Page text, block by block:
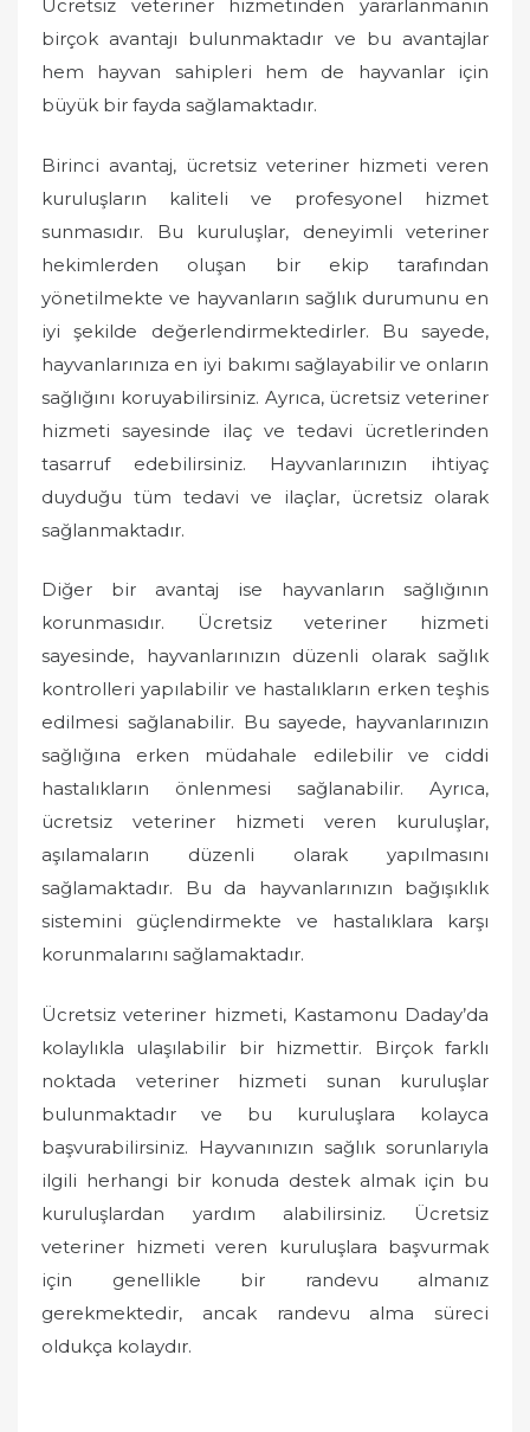
Ücretsiz veteriner hizmetinden yararlanmanın
birçok avantajı bulunmaktadır ve bu avantajlar
hem hayvan sahipleri hem de hayvanlar için
büyük bir fayda sağlamaktadır.
Birinci avantaj, ücretsiz veteriner hizmeti veren
kuruluşların kaliteli ve profesyonel hizmet
sunmasıdır. Bu kuruluşlar, deneyimli veteriner
hekimlerden oluşan bir ekip tarafından
yönetilmekte ve hayvanların sağlık durumunu en
iyi şekilde değerlendirmektedirler. Bu sayede,
hayvanlarınıza en iyi bakımı sağlayabilir ve onların
sağlığını koruyabilirsiniz. Ayrıca, ücretsiz veteriner
hizmeti sayesinde ilaç ve tedavi ücretlerinden
tasarruf edebilirsiniz. Hayvanlarınızın ihtiyaç
duyduğu tüm tedavi ve ilaçlar, ücretsiz olarak
sağlanmaktadır.
Diğer bir avantaj ise hayvanların sağlığının
korunmasıdır. Ücretsiz veteriner hizmeti
sayesinde, hayvanlarınızın düzenli olarak sağlık
kontrolleri yapılabilir ve hastalıkların erken teşhis
edilmesi sağlanabilir. Bu sayede, hayvanlarınızın
sağlığına erken müdahale edilebilir ve ciddi
hastalıkların önlenmesi sağlanabilir. Ayrıca,
ücretsiz veteriner hizmeti veren kuruluşlar,
aşılamaların düzenli olarak yapılmasını
sağlamaktadır. Bu da hayvanlarınızın bağışıklık
sistemini güçlendirmekte ve hastalıklara karşı
korunmalarını sağlamaktadır.
Ücretsiz veteriner hizmeti, Kastamonu Daday’da
kolaylıkla ulaşılabilir bir hizmettir. Birçok farklı
noktada veteriner hizmeti sunan kuruluşlar
bulunmaktadır ve bu kuruluşlara kolayca
başvurabilirsiniz. Hayvanınızın sağlık sorunlarıyla
ilgili herhangi bir konuda destek almak için bu
kuruluşlardan yardım alabilirsiniz. Ücretsiz
veteriner hizmeti veren kuruluşlara başvurmak
için genellikle bir randevu almanız
gerekmektedir, ancak randevu alma süreci
oldukça kolaydır.